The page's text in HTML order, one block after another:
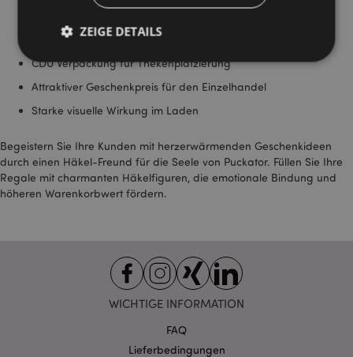
Themenwelten mit Tieren, Blumen und Lebensmitteln
CDU Verpackung für Thekenplatzierung
Attraktiver Geschenkpreis für den Einzelhandel
Starke visuelle Wirkung im Laden
Begeistern Sie Ihre Kunden mit herzerwärmenden Geschenkideen
durch einen Häkel-Freund für die Seele von Puckator. Füllen Sie Ihre
Regale mit charmanten Häkelfiguren, die emotionale Bindung und
höheren Warenkorbwert fördern.
WICHTIGE INFORMATION
FAQ
Lieferbedingungen
ZEIGE DETAILS
Unbedingt notwendige
Leistungs
Ausrichten
Funktions
Streng-notwendige-Cookies ermöglichen
Kernfunktionen der Website wie die
Ohne unbedingt notwendige cookies kann die
Website nicht richtig genutzt werden.
CookieScriptConsent